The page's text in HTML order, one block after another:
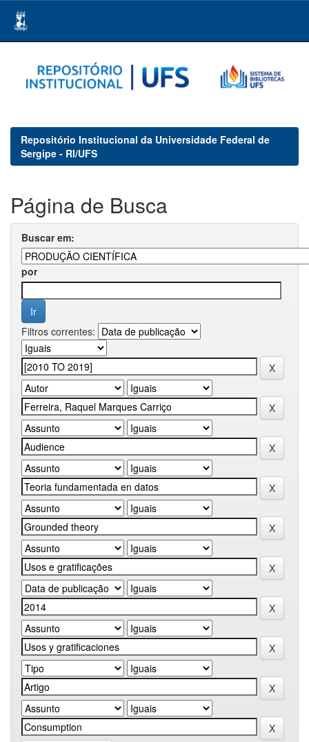
navigation
Repositório Institucional da Universidade Federal de
Sergipe - RI/UFS
Página de Busca
Buscar em:
por
Filtros correntes: